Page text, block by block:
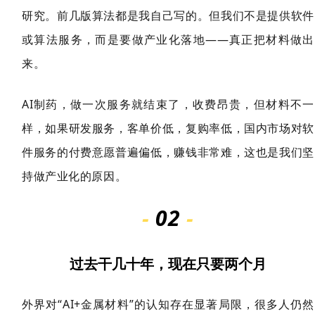
研究。前几版算法都是我自己写的。但我们不是提供软件
或算法服务，而是要做产业化落地——真正把材料做出
来。
AI制药，做一次服务就结束了，收费昂贵，但材料不一
样，如果研发服务，客单价低，复购率低，国内市场对软
件服务的付费意愿普遍偏低，赚钱非常难，这也是我们坚
持做产业化的原因。
- 02-
过去干几十年，现在只要两个月
外界对“AI+金属材料”的认知存在显著局限，很多人仍然